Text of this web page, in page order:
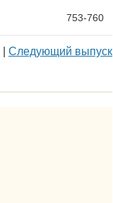
753-760
Следующий выпуск